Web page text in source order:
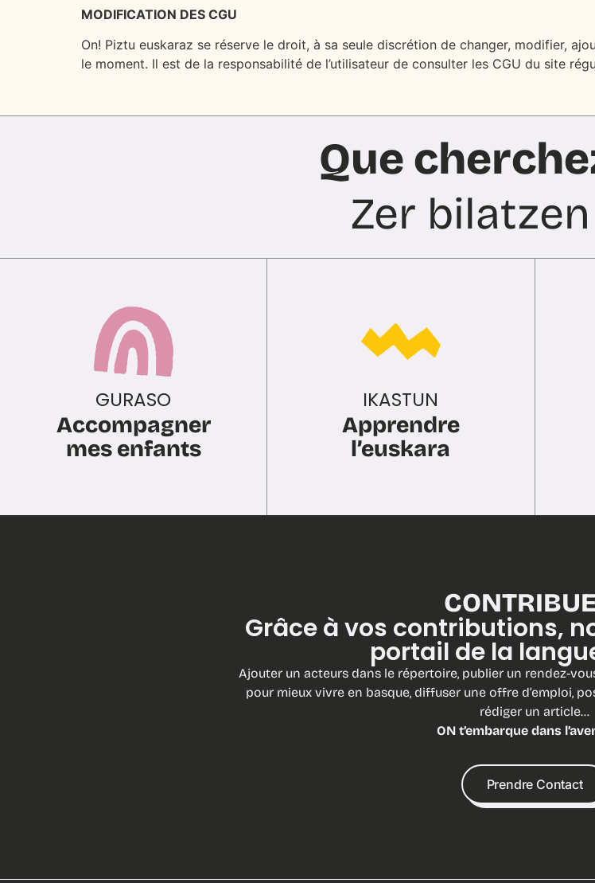
MODIFICATION DES CGU
On! Piztu euskaraz se réserve le droit, à sa seule discrétion de changer, modifier,
le moment. Il est de la responsabilité de l’utilisateur de consulter les CGU du site
Que
Zer
GURASO
Accompagner
mes enfants
IKASTUN
Apprendre
l’euskara
Grâce à vos contributions,
portail de la
Ajouter un acteurs dans le répertoire, publier un rendez-
pour mieux vivre en basque, diffuser une offre d’emploi,
rédiger un article…
ON t’embarque dans
Prendre Contact